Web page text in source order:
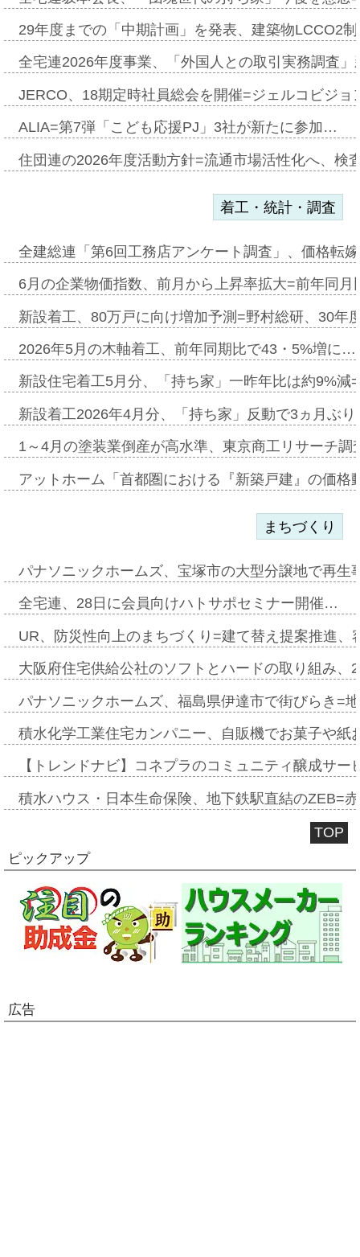
29年度までの「中期計画」を発表、建築物LCCO2
全宅連2026年度事業、「外国人との取引実務調査
JERCO、18期定時社員総会を開催=ジェルコビジ
ALIA=第7弾「こども応援PJ」3社が新たに参加…
住団連の2026年度活動方針=流通市場活性化へ、検
着工・統計・調査
全建総連「第6回工務店アンケート調査」、価格転
6月の企業物価指数、前月から上昇率拡大=前年同
新設着工、80万戸に向け増加予測=野村総研、30年
2026年5月の木軸着工、前年同期比で43・5%増に…
新設住宅着工5月分、「持ち家」一昨年比は約9%
新設着工2026年4月分、「持ち家」反動で3ヵ月ぶ
1～4月の塗装業倒産が高水準、東京商工リサーチ
アットホーム「首都圏における『新築戸建』の価
まちづくり
パナソニックホームズ、宝塚市の大型分譲地で再
全宅連、28日に会員向けハトサポセミナー開催…
UR、防災性向上のまちづくり=建て替え提案推進
大阪府住宅供給公社のソフトとハードの取り組み
パナソニックホームズ、福島県伊達市で街びらき=
積水化学工業住宅カンパニー、自販機でお菓子や
【トレンドナビ】コネプラのコミュニティ醸成サ
積水ハウス・日本生命保険、地下鉄駅直結のZEB=
TOP
ピックアップ
広告